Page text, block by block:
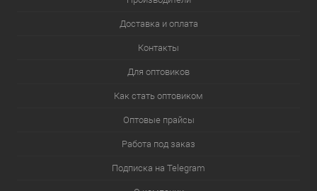
Доставка и оплата
Контакты
Для оптовиков
Как стать оптовиком
Оптовые прайсы
Работа под заказ
Подписка на Telegram